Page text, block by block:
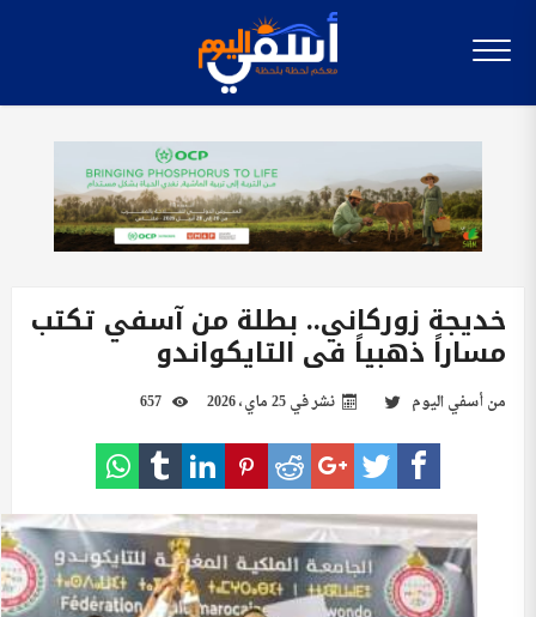
خديجة زوركاني.. بطلة من آسفي تكتب
مساراً ذهبياً في التايكواندو
منأسفي اليوم نشر في25 ماي، 2026